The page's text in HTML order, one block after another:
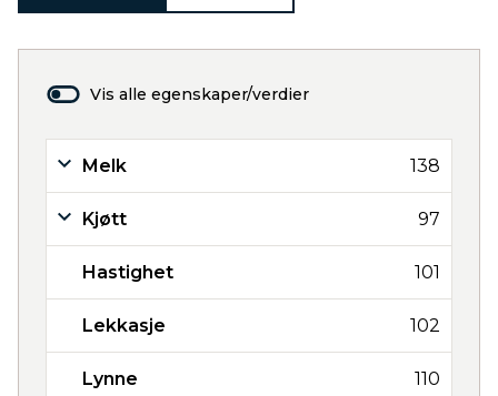
Vis alle egenskaper/verdier
Melk 138
Kjøtt 97
Hastighet 101
Lekkasje 102
Lynne 110